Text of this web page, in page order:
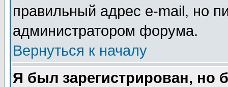
правильный адрес e-mail, но
администратором форума.
Вернуться к началу
Я был зарегистрирован, но